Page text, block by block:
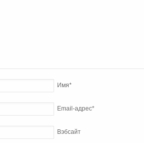
Имя*
Email-адрес*
Вэбсайт